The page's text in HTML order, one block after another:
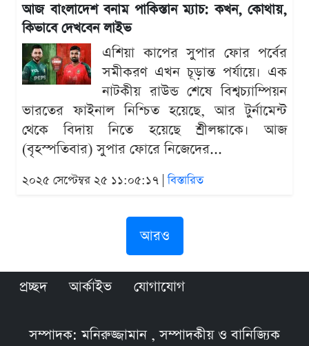
আজ বাংলাদেশ বনাম পাকিস্তান ম্যাচ: কখন, কোথায়,
কিভাবে দেখবেন লাইভ
এশিয়া কাপের সুপার ফোর পর্বের
সমীকরণ এখন চূড়ান্ত পর্যায়ে। এক
নাটকীয় রাউন্ড শেষে বিশ্বচ্যাম্পিয়ন
ভারতের ফাইনাল নিশ্চিত হয়েছে, আর টুর্নামেন্ট
থেকে বিদায় নিতে হয়েছে শ্রীলঙ্কাকে। আজ
(বৃহস্পতিবার) সুপার ফোরে নিজেদের...
২০২৫ সেপ্টেম্বর ২৫ ১১:০৫:১৭ |বিস্তারিত
আরও
প্রচ্ছদ আর্কাইভ যোগাযোগ
সম্পাদক: মনিরুজ্জামান , সম্পাদকীয় ও বানিজ্যিক